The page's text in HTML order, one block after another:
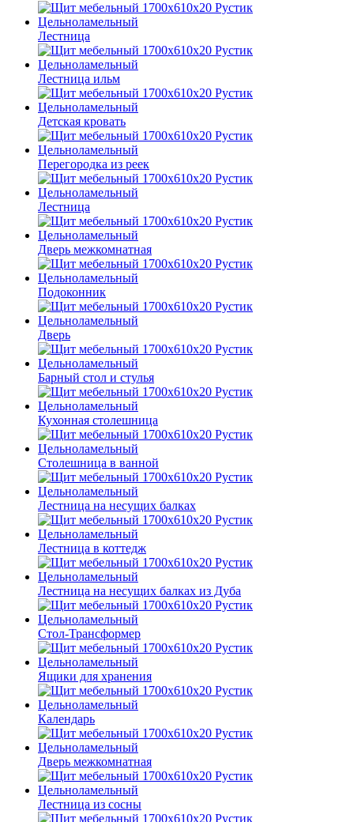
Лестница
Лестница ильм
Детская кровать
Перегородка из реек
Лестница
Дверь межкомнатная
Подоконник
Дверь
Барный стол и стулья
Кухонная столешница
Столешница в ванной
Лестница на несущих балках
Лестница в коттедж
Лестница на несущих балках из Дуба
Стол-Трансформер
Ящики для хранения
Календарь
Дверь межкомнатная
Лестница из сосны